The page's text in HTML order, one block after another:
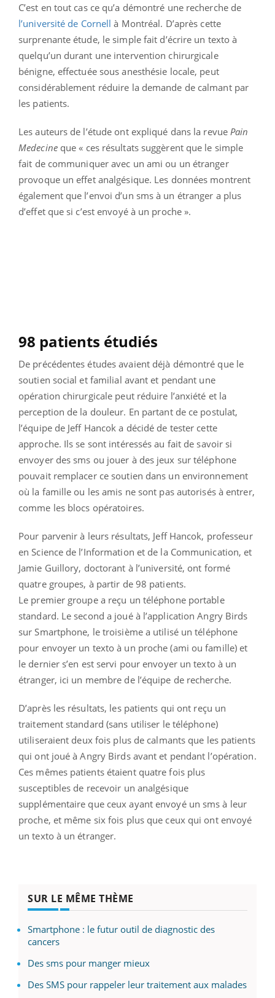
C’est en tout cas ce qu’a démontré une recherche de
l’université de Cornell à Montréal. D’après cette
surprenante étude, le simple fait d’écrire un texto à
quelqu’un durant une intervention chirurgicale
bénigne, effectuée sous anesthésie locale, peut
considérablement réduire la demande de calmant par
les patients.
Les auteurs de l’étude ont expliqué dans la revue Pain
Medecine que « ces résultats suggèrent que le simple
fait de communiquer avec un ami ou un étranger
provoque un effet analgésique. Les données montrent
également que l’envoi d’un sms à un étranger a plus
d’effet que si c’est envoyé à un proche ».
98 patients étudiés
De précédentes études avaient déjà démontré que le
soutien social et familial avant et pendant une
opération chirurgicale peut réduire l’anxiété et la
perception de la douleur. En partant de ce postulat,
l’équipe de Jeff Hancok a décidé de tester cette
approche. Ils se sont intéressés au fait de savoir si
envoyer des sms ou jouer à des jeux sur téléphone
pouvait remplacer ce soutien dans un environnement
où la famille ou les amis ne sont pas autorisés à entrer,
comme les blocs opératoires.
Pour parvenir à leurs résultats, Jeff Hancok, professeur
en Science de l’Information et de la Communication, et
Jamie Guillory, doctorant à l’université, ont formé
quatre groupes, à partir de 98 patients.
Le premier groupe a reçu un téléphone portable
standard. Le second a joué à l’application Angry Birds
sur Smartphone, le troisième a utilisé un téléphone
pour envoyer un texto à un proche (ami ou famille) et
le dernier s’en est servi pour envoyer un texto à un
étranger, ici un membre de l’équipe de recherche.
D’après les résultats, les patients qui ont reçu un
traitement standard (sans utiliser le téléphone)
utiliseraient deux fois plus de calmants que les patients
qui ont joué à Angry Birds avant et pendant l’opération.
Ces mêmes patients étaient quatre fois plus
susceptibles de recevoir un analgésique
supplémentaire que ceux ayant envoyé un sms à leur
proche, et même six fois plus que ceux qui ont envoyé
un texto à un étranger.
SUR LE MÊME THÈME
Smartphone : le futur outil de diagnostic des
cancers
Des sms pour manger mieux
Des SMS pour rappeler leur traitement aux malades